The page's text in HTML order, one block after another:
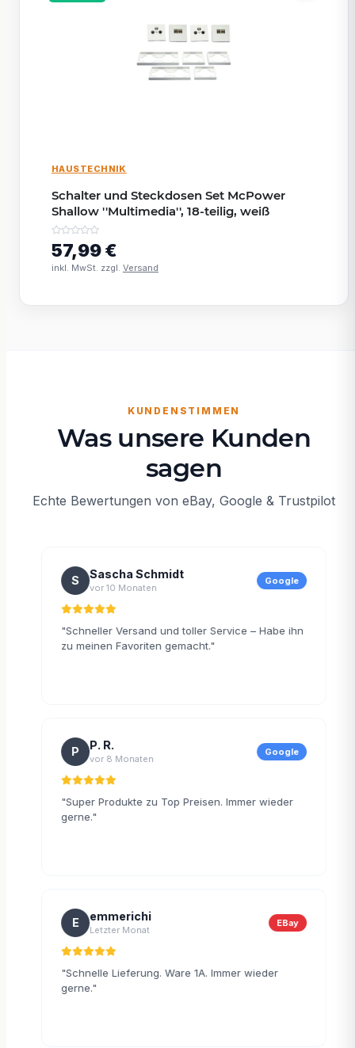
HAUSTECHNIK
Schalter und Steckdosen Set McPower
Shallow ''Multimedia'', 18-teilig, weiß
57,99 €
inkl. MwSt. zzgl. Versand
KUNDENSTIMMEN
Was unsere Kunden
sagen
Echte Bewertungen von eBay, Google & Trustpilot
S Sascha Schmidt
vor 10 Monaten
Google
"Schneller Versand und toller Service – Habe ihn
zu meinen Favoriten gemacht."
P P. R.
vor 8 Monaten
Google
"Super Produkte zu Top Preisen. Immer wieder
gerne."
E emmerichi
Letzter Monat
EBay
"Schnelle Lieferung. Ware 1A. Immer wieder
gerne."